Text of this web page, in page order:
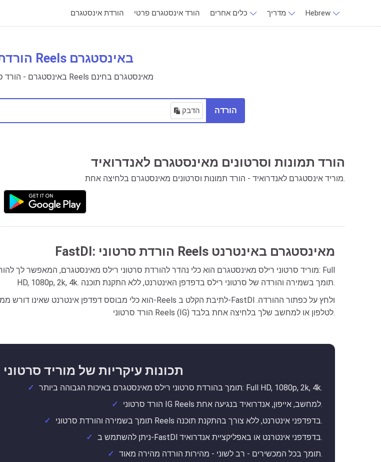
הורדת אינסטגרם הורד אינסטגרם פרטי Hebrew
הורדת סרטוני Reels באינסטגרם
מנגיש Reels באינסטגרם - הורד סרטוני Reels מאינסטגרם בחינם
הדבק הורדה
הורד תמונות וסרטונים מאינסטגרם לאנדרואיד
מוריד אינסטגרם לאנדרואיד - הורד תמונות וסרטונים מאינסטגרם בלחיצה אחת.
FastDl: הורדת סרטוני Reels מאינסטגרם באינטרנט
HD, 1080p, 2k, 4k. תומך בשמירה והורדה של סרטוני רילס בדפדפן האינטרנט, ללא התקנת תוכנה.
הורד סרטוני Reels (IG) לטלפון או למחשב שלך בלחיצה אחת בלבד.
תכונות עיקריות של מוריד
תומך בהורדת סרטוני רילס מאינסטגרם באיכות הגבוהה ביותר: Full HD, 1080p, 2k, 4k.
הורד סרטוני IG Reels למחשב, אייפון, אנדרואיד בנגיעה אחת.
תומך בשמירה והורדת סרטוני Reels בדפדפני אינטרנט, ללא צורך בהתקנת תוכנה.
ניתן להשתמש ב-FastDl בדפדפני אינטרנט או באפליקציית אנדרואיד.
תומך בכל המכשירים - רב לשוני - מהירות הורדה מהירה מאוד.